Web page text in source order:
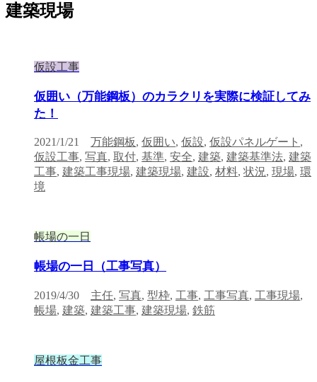
建築現場
仮設工事
仮囲い（万能鋼板）のカラクリを実際に検証してみ
た！
2021/1/21 万能鋼板, 仮囲い, 仮設, 仮設パネルゲート ,
仮設工事, 写真, 取付, 基準, 安全, 建築, 建築基準法, 建築
工事, 建築工事現場, 建築現場, 建設, 材料, 状況, 現場, 環
境
帳場の一日
帳場の一日（工事写真）
2019/4/30 主任, 写真, 型枠, 工事, 工事写真, 工事現場,
帳場, 建築, 建築工事, 建築現場, 鉄筋
屋根板金工事